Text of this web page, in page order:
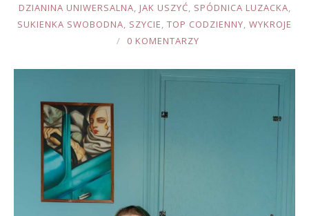
JOULE
DZIANINA UNIWERSALNA, JAK USZYĆ, SPÓDNICA LUZACKA,
SUKIENKA SWOBODNA, SZYCIE, TOP CODZIENNY, WYKROJE
0 KOMENTARZY